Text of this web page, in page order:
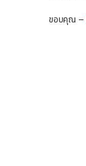
ขอบคุณ –